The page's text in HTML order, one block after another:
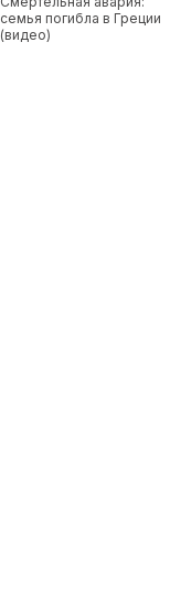
семья погибла в Греции
(видео)